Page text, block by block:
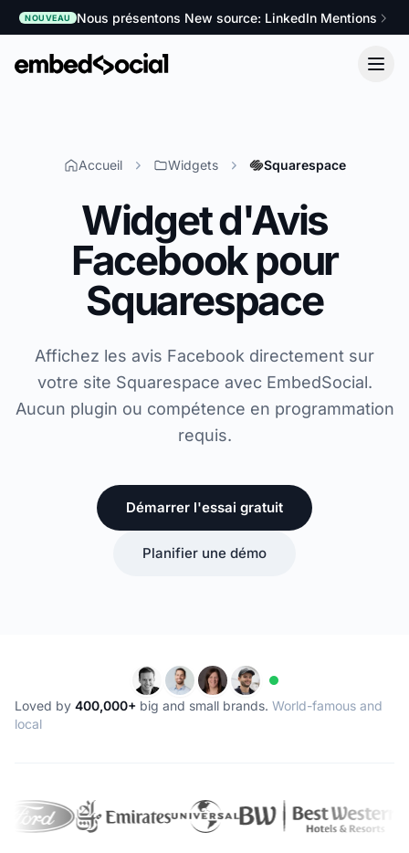
NOUVEAU Nous présentons New source: LinkedIn Mentions
Accueil Widgets Squarespace
Widget d'Avis
Facebook pour
Squarespace
Affichez les avis Facebook directement sur
votre site Squarespace avec EmbedSocial.
Aucun plugin ou compétence en programmation
requis.
Démarrer l'essai gratuit
Planifier une démo
Loved by 400,000+ big and small brands. World-famous and
local